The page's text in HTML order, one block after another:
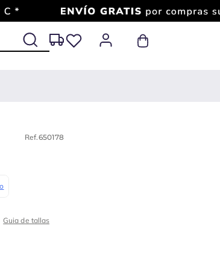
Ref.650178
Guia de tallas